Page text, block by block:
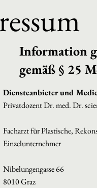
Information
gemäß § 25
Diensteanbieter und
Privatdozent Dr. med. Dr.
Facharzt für Plastische,
Einzelunternehmer
Nibelungengasse 66
8010 Graz